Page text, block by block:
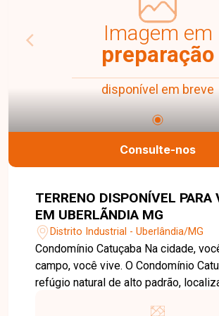
conosco pelo telefone ou WhatsApp:
9900, ou, se preferir, venha até nossa
converse pessoalmente com um dos
consultores. Endereço: Rua Rafael
te ajudar a encontrar o imóvel ideal!
Imagem em
preparação
disponível em breve
Consulte-nos
TERRENO DISPONÍVEL PARA
EM UBERLÃNDIA MG
Distrito Industrial - Uberlândia/MG
Condomínio Catuçaba Na cidade, você mora. No
campo, você vive. O Condomínio
refúgio natural de alto padrão,